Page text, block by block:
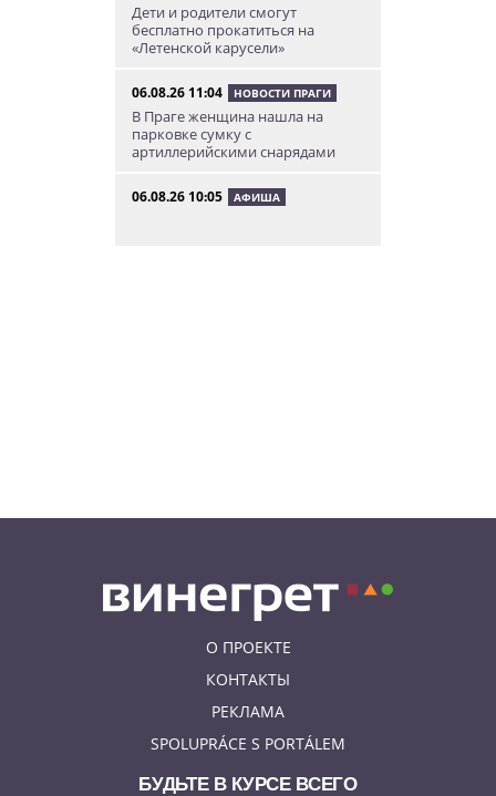
Дети и родители смогут
бесплатно прокатиться на
«Летенской карусели»
06.08.26 11:04 НОВОСТИ ПРАГИ
В Праге женщина нашла на
парковке сумку с
артиллерийскими снарядами
06.08.26 10:05 АФИША
О ПРОЕКТЕ
КОНТАКТЫ
РЕКЛАМА
SPOLUPRÁCE S PORTÁLEM
БУДЬТЕ В КУРСЕ ВСЕГО